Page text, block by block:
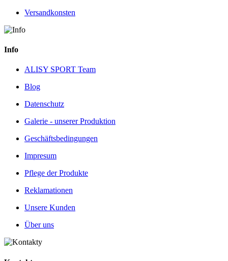
Versandkonsten
Info
ALISY SPORT Team
Blog
Datenschutz
Galerie - unserer Produktion
Geschäftsbedingungen
Impresum
Pflege der Produkte
Reklamationen
Unsere Kunden
Über uns